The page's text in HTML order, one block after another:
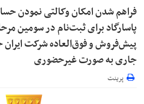
فراهم شدن امکان وکالتی نمودن
پاسارگاد برای ثبت‌نام در سومین
پیش‌فروش و فوق‌العاده شرکت
جاری به صورت غیرحضوری
پرینت